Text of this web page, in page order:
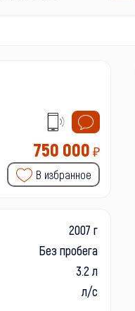
750 000 ₽
В избранное
2007 г
Без пробега
3.2 л
л/с